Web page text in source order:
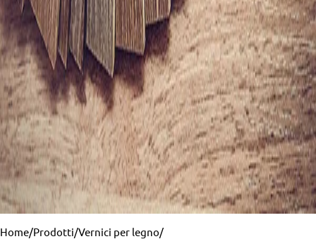
Home/Prodotti/Vernici per legno/